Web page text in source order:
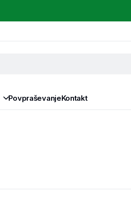
PovpraševanjeKontakt